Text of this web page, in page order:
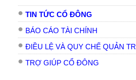
TIN TỨC CỔ ĐÔNG
BÁO CÁO TÀI CHÍNH
ĐIỀU LỆ VÀ QUY CHẾ QUẢN TRỊ
TRỢ GIÚP CỔ ĐÔNG